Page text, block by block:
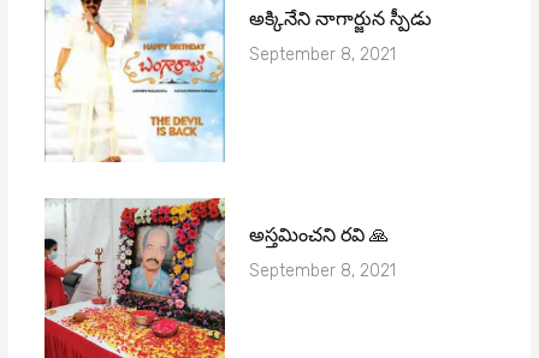
అక్కినేని నాగార్జున స్పీడు
September 8, 2021
అస్తమించని రవి 🙏
September 8, 2021